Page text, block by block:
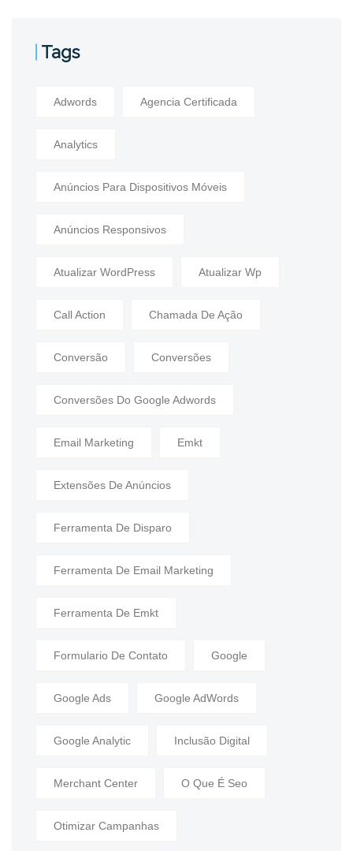
Tags
Adwords Agencia Certificada
Analytics
Anúncios Para Dispositivos Móveis
Anúncios Responsivos
Atualizar WordPress Atualizar Wp
Call Action Chamada De Ação
Conversão Conversões
Conversões Do Google Adwords
Email Marketing Emkt
Extensões De Anúncios
Ferramenta De Disparo
Ferramenta De Email Marketing
Ferramenta De Emkt
Formulario De Contato Google
Google Ads Google AdWords
Google Analytic Inclusão Digital
Merchant Center O Que É Seo
Otimizar Campanhas